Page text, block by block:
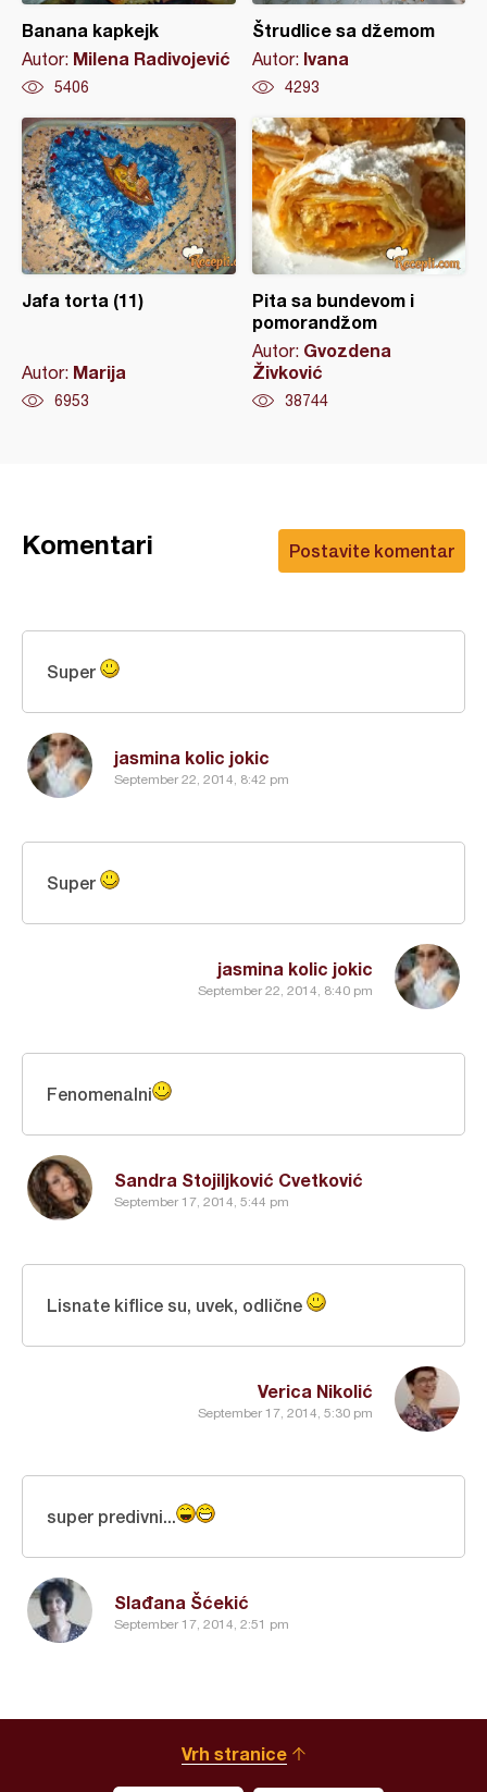
Banana kapkejk
Autor: Milena Radivojević
5406
Štrudlice sa džemom
Autor: Ivana
4293
Jafa torta (11)
Autor: Marija
6953
Pita sa bundevom i
pomorandžom
Autor: Gvozdena
Živković
38744
Postavite komentar
Komentari
jasmina kolic jokic
September 22, 2014, 8:42 pm
Super
jasmina kolic jokic
September 22, 2014, 8:40 pm
Super
Sandra Stojiljković Cvetković
September 17, 2014, 5:44 pm
Fenomenalni
Verica Nikolić
September 17, 2014, 5:30 pm
Lisnate kiflice su, uvek, odlične
Slađana Šćekić
September 17, 2014, 2:51 pm
super predivni...
Vrh stranice